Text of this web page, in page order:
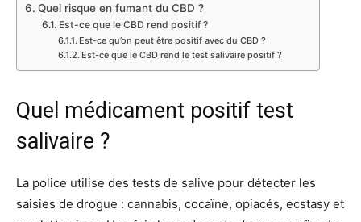
Quel risque en fumant du CBD ?
Est-ce que le CBD rend positif ?
Est-ce qu’on peut être positif avec du CBD ?
Est-ce que le CBD rend le test salivaire positif ?
Quel médicament positif test
salivaire ?
La police utilise des tests de salive pour détecter les
saisies de drogue : cannabis, cocaïne, opiacés, ecstasy et